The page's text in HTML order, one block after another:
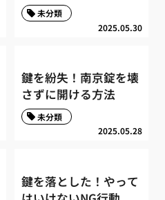
2025.05.30
未分類
鍵を紛失！南京錠を壊
さずに開ける方法
2025.05.28
未分類
鍵を落とした！やって